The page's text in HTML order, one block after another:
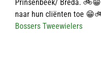
Prinsenbeek/ Breda.
naar hun cliënten toe
Bossers Tweewielers